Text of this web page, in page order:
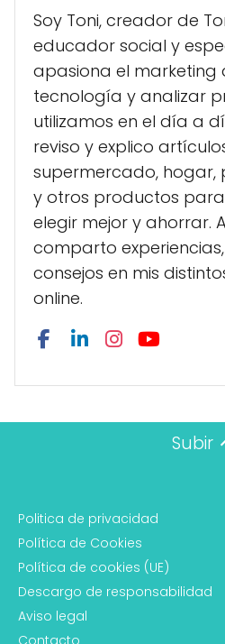
Soy Toni, creador de
educador social y
apasiona el marketing
tecnología y analizar
utilizamos en el día a
reviso y explico
supermercado, hogar,
y otros productos
elegir mejor y ahorrar.
comparto
consejos en mis
online.
Subir
Politica de privacidad
Política de Cookies
Política de cookies (UE)
Descargo de responsabilidad
Aviso legal
Contacto